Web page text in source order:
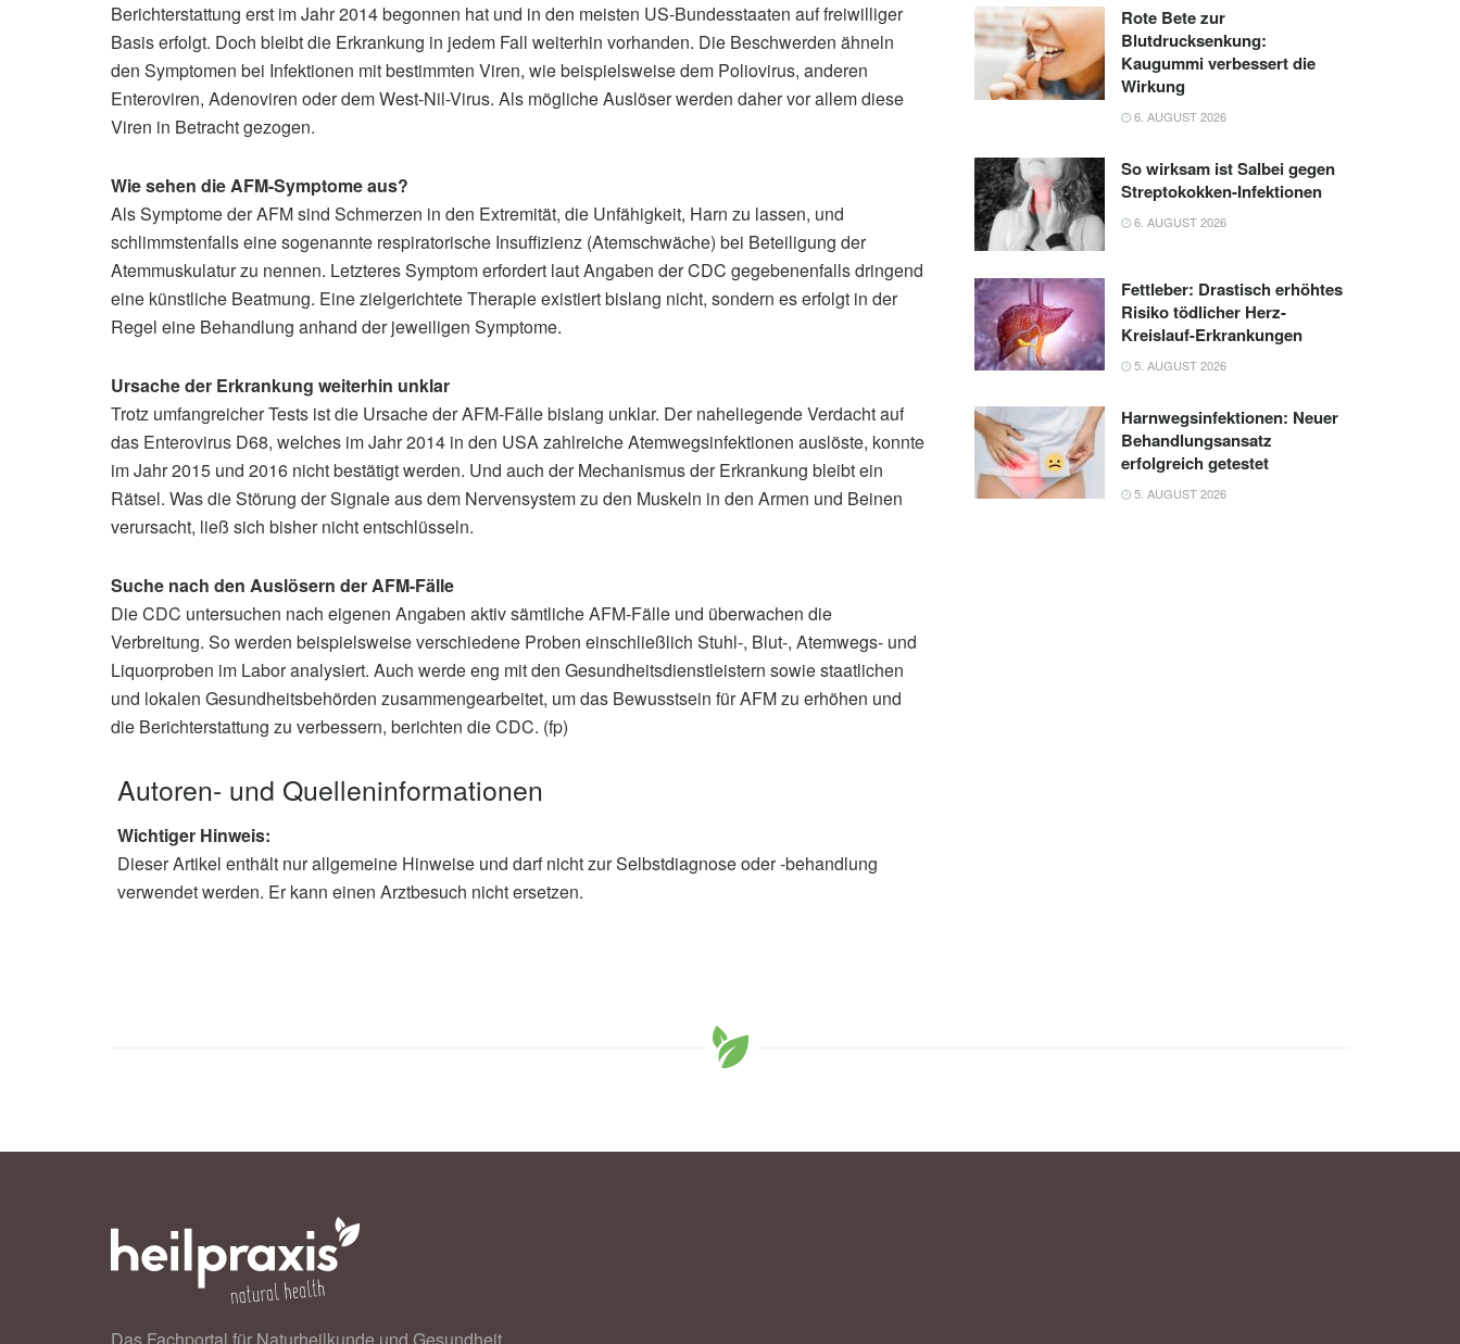
Berichterstattung erst im Jahr 2014 begonnen hat und in den meisten US-Bundesstaaten auf freiwilliger
Basis erfolgt. Doch bleibt die Erkrankung in jedem Fall weiterhin vorhanden. Die Beschwerden ähneln
den Symptomen bei Infektionen mit bestimmten Viren, wie beispielsweise dem Poliovirus, anderen
Enteroviren, Adenoviren oder dem West-Nil-Virus. Als mögliche Auslöser werden daher vor allem diese
Viren in Betracht gezogen.
Wie sehen die AFM-Symptome aus?
Als Symptome der AFM sind Schmerzen in den Extremität, die Unfähigkeit, Harn zu lassen, und
schlimmstenfalls eine sogenannte respiratorische Insuffizienz (Atemschwäche) bei Beteiligung der
Atemmuskulatur zu nennen. Letzteres Symptom erfordert laut Angaben der CDC gegebenenfalls dringend
eine künstliche Beatmung. Eine zielgerichtete Therapie existiert bislang nicht, sondern es erfolgt in der
Regel eine Behandlung anhand der jeweiligen Symptome.
Ursache der Erkrankung weiterhin unklar
Trotz umfangreicher Tests ist die Ursache der AFM-Fälle bislang unklar. Der naheliegende Verdacht auf
das Enterovirus D68, welches im Jahr 2014 in den USA zahlreiche Atemwegsinfektionen auslöste, konnte
im Jahr 2015 und 2016 nicht bestätigt werden. Und auch der Mechanismus der Erkrankung bleibt ein
Rätsel. Was die Störung der Signale aus dem Nervensystem zu den Muskeln in den Armen und Beinen
verursacht, ließ sich bisher nicht entschlüsseln.
Suche nach den Auslösern der AFM-Fälle
Die CDC untersuchen nach eigenen Angaben aktiv sämtliche AFM-Fälle und überwachen die
Verbreitung. So werden beispielsweise verschiedene Proben einschließlich Stuhl-, Blut-, Atemwegs- und
Liquorproben im Labor analysiert. Auch werde eng mit den Gesundheitsdienstleistern sowie staatlichen
und lokalen Gesundheitsbehörden zusammengearbeitet, um das Bewusstsein für AFM zu erhöhen und
die Berichterstattung zu verbessern, berichten die CDC. (fp)
Autoren- und Quelleninformationen
Wichtiger Hinweis:
Dieser Artikel enthält nur allgemeine Hinweise und darf nicht zur Selbstdiagnose oder -behandlung
verwendet werden. Er kann einen Arztbesuch nicht ersetzen.
Rote Bete zur
Blutdrucksenkung:
Kaugummi verbessert die
Wirkung
6. AUGUST 2026
So wirksam ist Salbei gegen
Streptokokken-Infektionen
6. AUGUST 2026
Fettleber: Drastisch erhöhtes
Risiko tödlicher Herz-
Kreislauf-Erkrankungen
5. AUGUST 2026
Harnwegsinfektionen: Neuer
Behandlungsansatz
erfolgreich getestet
5. AUGUST 2026
Das Fachportal für Naturheilkunde und Gesundheit